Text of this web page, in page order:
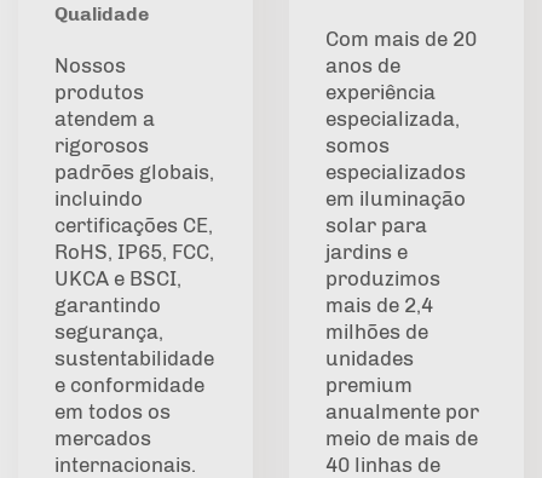
Qualidade
Nossos
produtos
atendem a
rigorosos
padrões globais,
incluindo
certificações CE,
RoHS, IP65, FCC,
UKCA e BSCI,
garantindo
segurança,
sustentabilidade
e conformidade
em todos os
mercados
internacionais.
Com mais de 20
anos de
experiência
especializada,
somos
especializados
em iluminação
solar para
jardins e
produzimos
mais de 2,4
milhões de
unidades
premium
anualmente por
meio de mais de
40 linhas de